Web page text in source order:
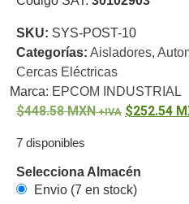
RefaccionesProbadores
de
VideoTransceptores
de Video
Cables y
Adaptador
a
RCA Audio
SKU: SYS-POST-10
Categorías: Aisladores,
Cercas Eléctricas
Marca: EPCOM INDUSTRIAL
448.58MXN 252.54
7 disponibles
Selecciona Almacén
Envio (7 en stock)